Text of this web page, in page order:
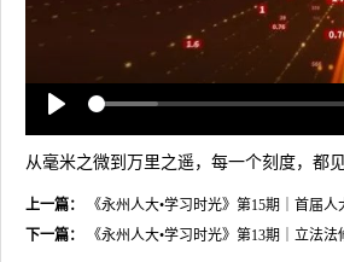
l
y
从毫米之微到万里之遥，每一个刻度，都
上一篇：
《永州人大•学习时光》第15期｜首届
下一篇：
《永州人大•学习时光》第13期｜立法